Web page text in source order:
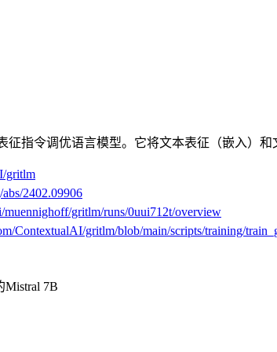
征指令调优语言模型。它将文本表征（嵌入）
gritlm
2402.09906
muennighoff/gritlm/runs/0uui712t/overview
ContextualAI/gritlm/blob/main/scripts/training/
7B